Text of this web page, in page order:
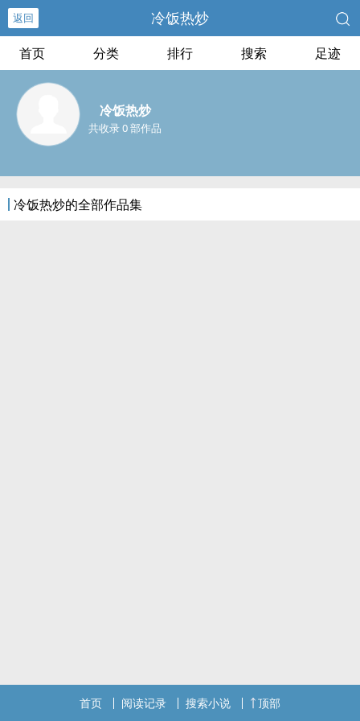
返回 冷饭热炒
首页 分类 排行 搜索 足迹
冷饭热炒
共收录 0 部作品
冷饭热炒的全部作品集
首页 阅读记录 搜索小说 顶部